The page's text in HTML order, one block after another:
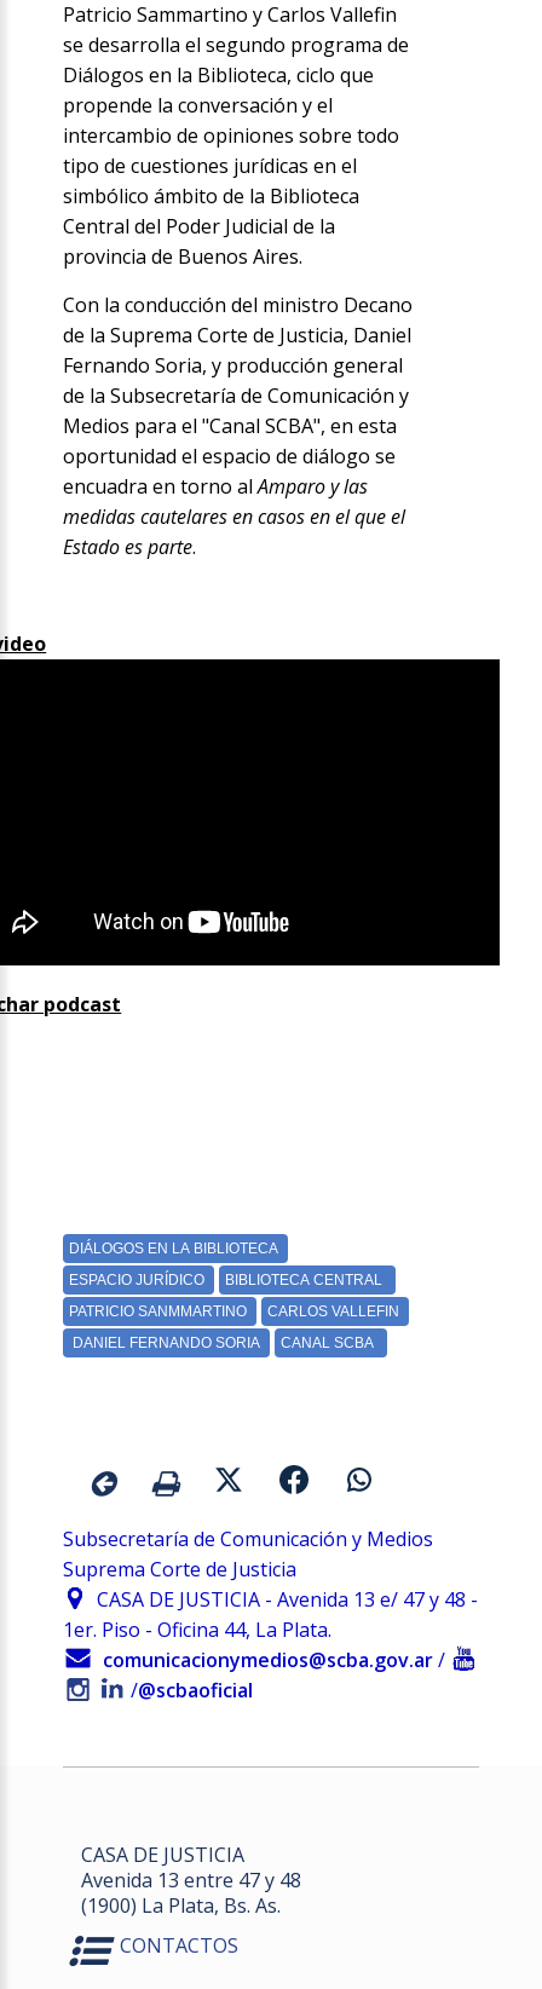
Patricio Sammartino y Carlos Vallefin
se desarrolla el segundo programa de
Diálogos en la Biblioteca, ciclo que
propende la conversación y el
intercambio de opiniones sobre todo
tipo de cuestiones jurídicas en el
simbólico ámbito de la Biblioteca
Central del Poder Judicial de la
provincia de Buenos Aires.
Con la conducción del ministro Decano
de la Suprema Corte de Justicia, Daniel
Fernando Soria, y producción general
de la Subsecretaría de Comunicación y
Medios para el "Canal SCBA", en esta
oportunidad el espacio de diálogo se
encuadra en torno alAmparo y las
medidas cautelares en casos en el que el
Estado es parte.
podcast
Subsecretaría de Comunicación y Medios
Suprema Corte de Justicia
CASA DE JUSTICIA - Avenida 13 e/ 47 y 48 -
1er. Piso - Oficina 44, La Plata.
comunicacionymedios@scba.gov.ar /
/@scbaoficial
CASA DE JUSTICIA
Avenida 13 entre 47 y 48
(1900) La Plata, Bs. As.
CONTACTOS